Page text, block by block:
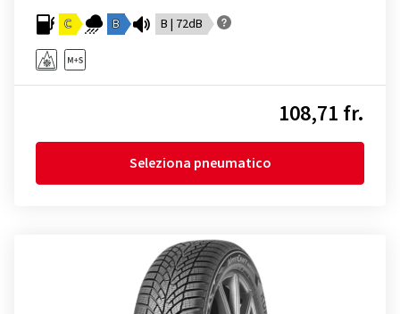
C B B | 72dB
108,71 fr.
Seleziona pneumatico